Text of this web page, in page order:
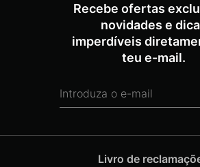
Recebe ofertas
novidades e
imperdíveis
teu e-mail.
Livro de